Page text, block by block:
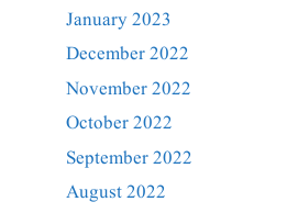
January 2023
December 2022
November 2022
October 2022
September 2022
August 2022